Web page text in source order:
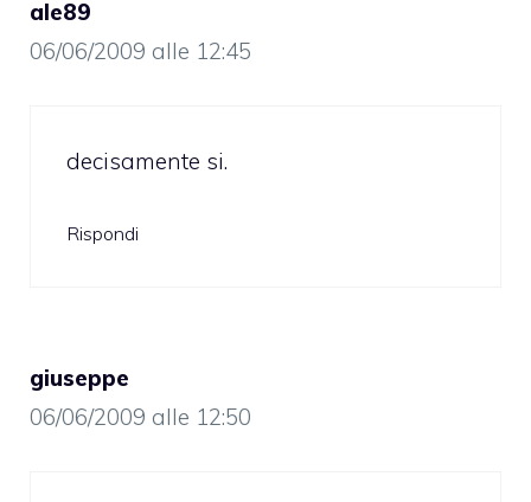
ale89
06/06/2009 alle 12:45
decisamente si.
Rispondi
giuseppe
06/06/2009 alle 12:50